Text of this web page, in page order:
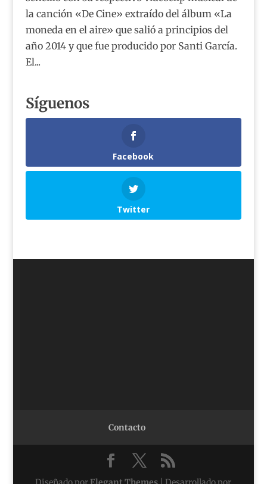
la canción «De Cine» extraído del álbum «La
moneda en el aire» que salió a principios del
año 2014 y que fue producido por Santi García.
El...
Síguenos
Facebook
Twitter
Contacto